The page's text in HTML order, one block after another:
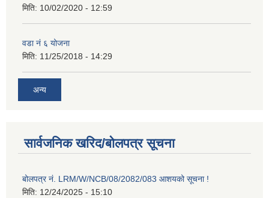
मिति: 10/02/2020 - 12:59
वडा नं ६ योजना
मिति: 11/25/2018 - 14:29
अन्य
सार्वजनिक खरिद/बोलपत्र सूचना
बोलपत्र नं. LRM/W/NCB/08/2082/083 आशयको सूचना !
मिति: 12/24/2025 - 15:10